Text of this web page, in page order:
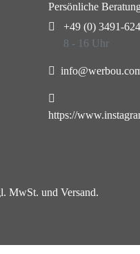
Persönliche
+49 (0) 3491-
8 - 16 Uhr
https://
MwSt. und Versand.